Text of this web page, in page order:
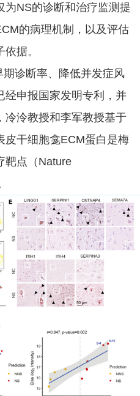
为NS的诊断和治疗监测提
的病理机制，以及评估
据。
诊断率、降低并发症风
经申报国家发明专利，并
冷泠教授和李军教授基于
皮干细胞龛ECM蛋白是梅
靶点（Nature